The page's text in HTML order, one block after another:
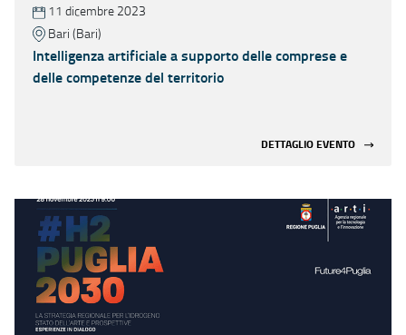
11 dicembre 2023
Bari (Bari)
Intelligenza artificiale a supporto delle comprese e
delle competenze del territorio
DETTAGLIO EVENTO